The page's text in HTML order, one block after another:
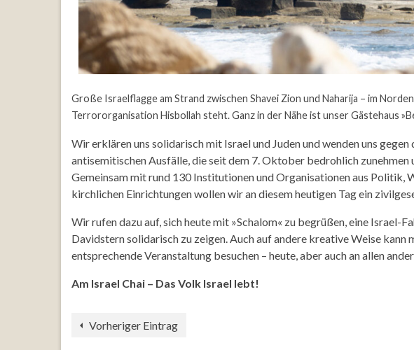
Große Israelflagge am Strand zwischen Shavei Zion und Naharija – im
Terrororganisation Hisbollah steht. Ganz in der Nähe ist unser Gästehaus
Wir erklären uns solidarisch mit Israel und Juden und wenden uns
antisemitischen Ausfälle, die seit dem 7. Oktober bedrohlich
Gemeinsam mit rund 130 Institutionen und Organisationen aus Politik,
kirchlichen Einrichtungen wollen wir an diesem heutigen Tag ein
Wir rufen dazu auf, sich heute mit »Schalom« zu begrüßen, eine Israel-
Davidstern solidarisch zu zeigen. Auch auf andere kreative Weise kann
entsprechende Veranstaltung besuchen – heute, aber auch an allen
Am Israel Chai – Das Volk Israel lebt!
Vorheriger Eintrag